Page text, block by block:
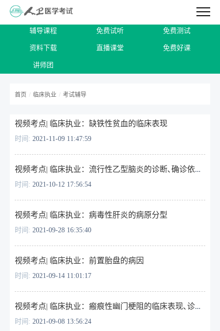
辅导课程 免费试听 免费测试
资料下载 直播课堂 免费好课
讲师团
首页 / 临床执业 / 考试辅导
视频考点| 临床执业：缺铁性贫血的临床表现
时间: 2021-11-09 11:47:59
视频考点| 临床执业：流行性乙型脑炎的诊断､确诊依据与鉴别诊断
时间: 2021-10-12 17:56:54
视频考点| ​临床执业：病毒性肝炎的病原分型
时间: 2021-09-28 16:35:40
视频考点| ​临床执业：前置胎盘的病因
时间: 2021-09-14 11:01:17
视频考点| ​临床执业：瘢痕性幽门梗阻的临床表现､诊断､治疗
时间: 2021-09-08 13:56:24